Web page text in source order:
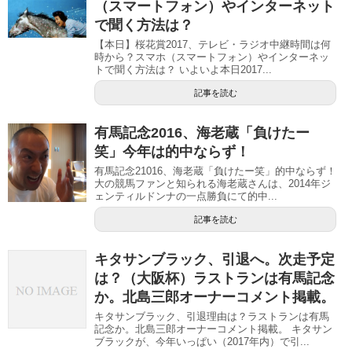
（スマートフォン）やインターネット
で聞く方法は？
【本日】桜花賞2017、テレビ・ラジオ中継時間は何
時から？スマホ（スマートフォン）やインターネッ
トで聞く方法は？ いよいよ本日2017...
記事を読む
有馬記念2016、海老蔵「負けたー
笑」今年は的中ならず！
有馬記念21016、海老蔵「負けたー笑」的中ならず！
大の競馬ファンと知られる海老蔵さんは、2014年ジ
ェンティルドンナの一点勝負にて的中...
記事を読む
キタサンブラック、引退へ。次走予定
は？（大阪杯）ラストランは有馬記念
か。北島三郎オーナーコメント掲載。
キタサンブラック、引退理由は？ラストランは有馬
記念か。北島三郎オーナーコメント掲載。 キタサン
ブラックが、今年いっぱい（2017年内）で引...